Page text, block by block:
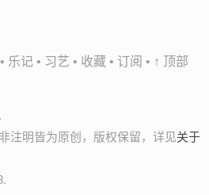
• 乐记 • 习艺 • 收藏 • 订阅 • ↑ 顶部
注明皆为原创，版权保留，详见关于